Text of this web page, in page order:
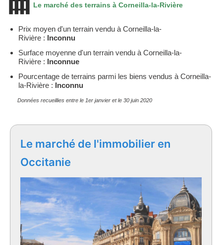
Le marché des terrains à Corneilla-la-Rivière
Prix moyen d'un terrain vendu à Corneilla-la-
Rivière : Inconnu
Surface moyenne d'un terrain vendu à Corneilla-la-
Rivière : Inconnue
Pourcentage de terrains parmi les biens vendus à Corneilla-
la-Rivière : Inconnu
Données recueillies entre le 1er janvier et le 30 juin 2020
Le marché de l'immobilier en
Occitanie